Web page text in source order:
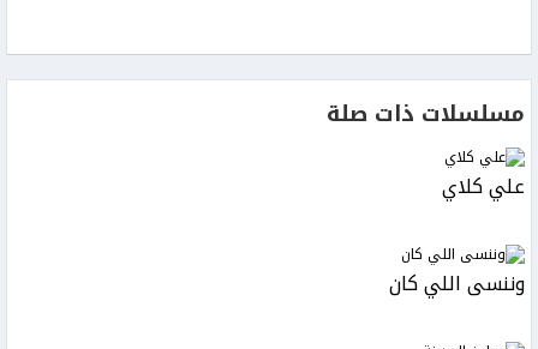
مسلسلات ذات صلة
علي كلاي
وننسى اللي كان